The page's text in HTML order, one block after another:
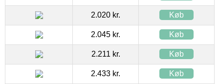
2.020 kr. Køb
2.045 kr. Køb
2.211 kr. Køb
2.433 kr. Køb